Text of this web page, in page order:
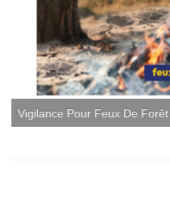
Vigilance Pour Feux De Forêt